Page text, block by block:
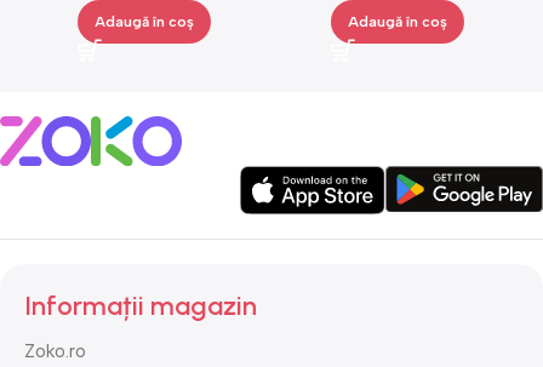
Adaugă în coș Adaugă în coș
Informații magazin
Zoko.ro